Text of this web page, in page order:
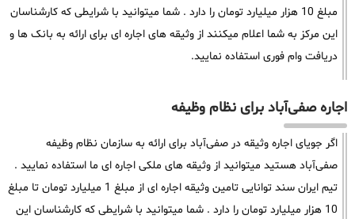
مبلغ 10 هزار میلیارد تومان را دارد . شما میتوانید با شرایطی که کارشناسان
این مرکز به شما اعلام میکنند از وثیقه های اجاره ای برای ارائه به بانک ها و
دریافت وام فوری استفاده نمایید.
اجاره صفی‌آباد برای نظام وظیفه
اگر جویای اجاره وثیقه در صفی‌آباد برای ارائه به سازمان نظام وظیفه
صفی‌آباد هستید میتوانید از وثیقه های ملکی اجاره ای ما استفاده نمایید .
تیم ایران سند توانایی تامین وثیقه اجاره ای از مبلغ 1 میلیارد تومان تا مبلغ
10 هزار میلیارد تومان را دارد . شما میتوانید با شرایطی که کارشناسان این